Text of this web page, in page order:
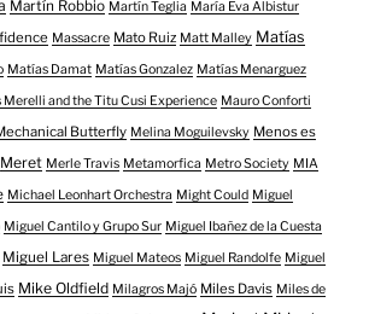
Martín Robbio Martín Teglia María Eva Albistur
Massacre Mato Ruiz Matt Malley Matías
Matías Damat Matías Gonzalez Matías Menarguez
Merelli and the Titu Cusi Experience Mauro Conforti
Butterfly Melina Moguilevsky Menos es
Meret Merle Travis Metamorfica Metro Society MIA
Michael Leonhart Orchestra Might Could Miguel
Miguel Cantilo y Grupo Sur Miguel Ibañez de la Cuesta
Miguel Lares Miguel Mateos Miguel Randolfe Miguel
Mike Oldfield Milagros Majó Miles Davis Miles de